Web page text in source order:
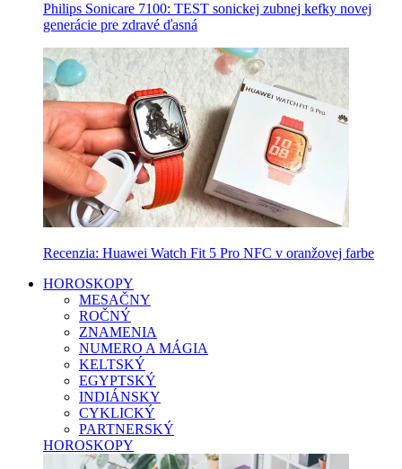
Philips Sonicare 7100: TEST sonickej zubnej kefky novej
generácie pre zdravé ďasná
Recenzia: Huawei Watch Fit 5 Pro NFC v oranžovej farbe
HOROSKOPY
MESAČNY
ROČNÝ
ZNAMENIA
NUMERO A MÁGIA
KELTSKÝ
EGYPTSKÝ
INDIÁNSKY
CYKLICKÝ
PARTNERSKÝ
HOROSKOPY